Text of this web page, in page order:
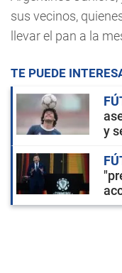
sus vecinos,
llevar el pan a la
TE PUEDE
y